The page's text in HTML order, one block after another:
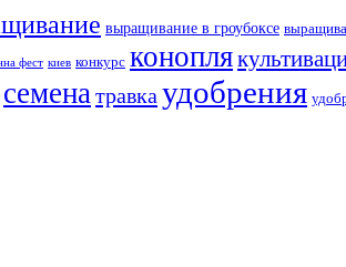
выращивание в гроубоксе
фест киев конкурс конопля
семена травка удобрения